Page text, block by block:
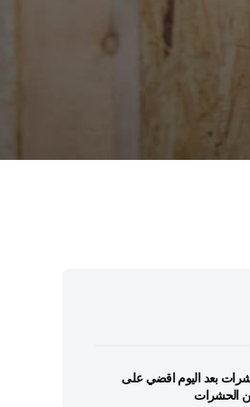
بعد اليوم اقضي على
الحشرات